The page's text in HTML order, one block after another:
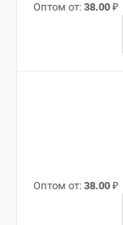
Оптом от: 38.00 ₽
Оптом от: 38.00 ₽